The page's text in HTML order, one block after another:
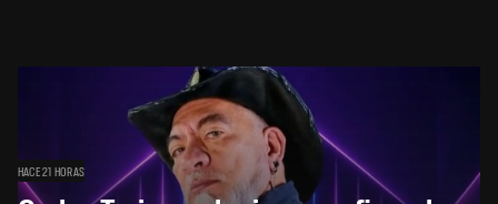
HACE 21 HORAS